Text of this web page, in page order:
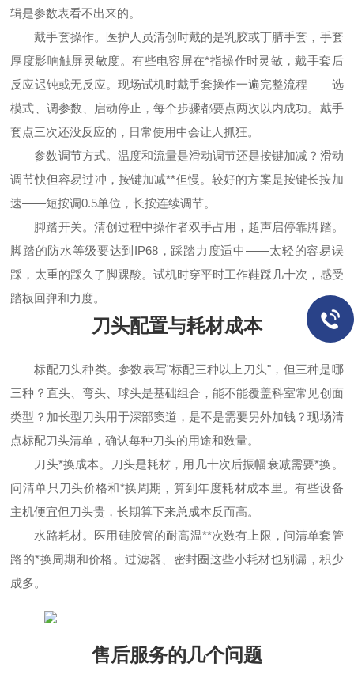
辑是参数表看不出来的。
戴手套操作。医护人员清创时戴的是乳胶或丁腈手套，手套
厚度影响触屏灵敏度。有些电容屏在*指操作时灵敏，戴手套后
反应迟钝或无反应。现场试机时戴手套操作一遍完整流程——选
模式、调参数、启动停止，每个步骤都要点两次以内成功。戴手
套点三次还没反应的，日常使用中会让人抓狂。
参数调节方式。温度和流量是滑动调节还是按键加减？滑动
调节快但容易过冲，按键加减**但慢。较好的方案是按键长按加
速——短按调0.5单位，长按连续调节。
脚踏开关。清创过程中操作者双手占用，超声启停靠脚踏。
脚踏的防水等级要达到IP68，踩踏力度适中——太轻的容易误
踩，太重的踩久了脚踝酸。试机时穿平时工作鞋踩几十次，感受
踏板回弹和力度。
刀头配置与耗材成本
标配刀头种类。参数表写"标配三种以上刀头"，但三种是哪
三种？直头、弯头、球头是基础组合，能不能覆盖科室常见创面
类型？加长型刀头用于深部窦道，是不是需要另外加钱？现场清
点标配刀头清单，确认每种刀头的用途和数量。
刀头*换成本。刀头是耗材，用几十次后振幅衰减需要*换。
问清单只刀头价格和*换周期，算到年度耗材成本里。有些设备
主机便宜但刀头贵，长期算下来总成本反而高。
水路耗材。医用硅胶管的耐高温**次数有上限，问清单套管
路的*换周期和价格。过滤器、密封圈这些小耗材也别漏，积少
成多。
售后服务的几个问题